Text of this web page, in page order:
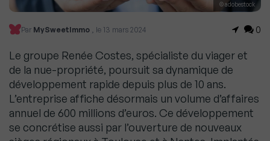
© adobestock
Par MySweetImmo , le 13 mars 2024 0
Le groupe Renée Costes, spécialiste du viager et
de la nue-propriété, poursuit sa dynamique de
développement rapide depuis plus de 10 ans.
L’entreprise affiche désormais un volume d’affaires
annuel de 600 millions d’euros. Ce développement
se concrétise aussi par l’ouverture de nouveaux